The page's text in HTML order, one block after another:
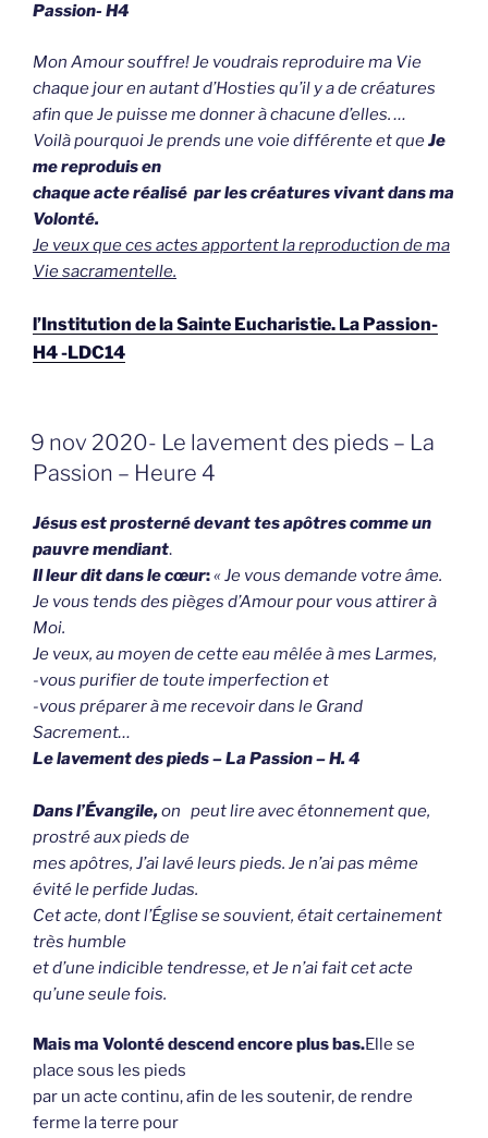
Passion- H4
Mon Amour souffre!Je voudrais reproduire ma Vie
chaque jour en autant d’Hosties qu’il y a de créatures
afin que Je puisse me donner à chacune d’elles. …
Voilà pourquoi Je prends une voie différente et queJe
me reproduis en
chaque acte réalisé par les créatures vivant dans ma
Volonté.
Je veux que ces actes apportent la reproduction de ma
Vie sacramentelle.
l’Institution de la Sainte Eucharistie. La Passion-
H4 -LDC14
GEPLAATST
OP
9 nov 2020- Le lavement des pieds – La
Passion – Heure 4
Jésus est prosterné devant tes apôtres commeun
pauvre mendiant.
Il leur dit dans le cœur:« Je vous demande votre âme.
Je vous tends des pièges d’Amour pour vous attirer à
Moi.
Je veux, au moyen de cette eau mêlée à mes Larmes,
-vous purifier de toute imperfection et
-vous préparer à me recevoir dans le Grand
Sacrement…
Le lavement des pieds – La Passion – H. 4
Dans l’Évangile,on peut lire avec étonnement que,
prostré aux pieds de
mes apôtres, J’ai lavé leurs pieds. Je n’ai pas même
évité le perfide Judas.
Cet acte, dont l’Église se souvient, était certainement
très humble
et d’une indicible tendresse, et Je n’ai fait cet acte
qu’une seule fois.
Mais ma Volonté descend encore plus bas.Elle se
place sous les pieds
par un acte continu, afin de les soutenir, de rendre
ferme la terre pour